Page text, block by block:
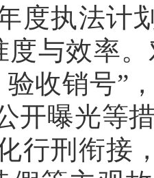
度执法计
度与效率
验收销号”
开曝光等
行刑衔接